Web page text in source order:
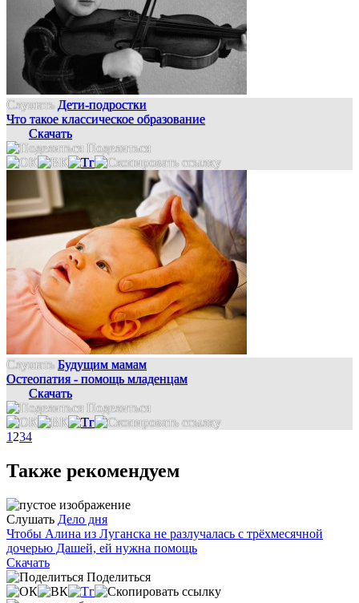
Слушать Дети-подростки
Что такое классическое образование
Скачать
Поделиться
Слушать Будущим мамам
Остеопатия - помощь младенцам
Скачать
Поделиться
1 234
Также рекомендуем
Слушать Дело дня
Чтобы Алина из Луганска не разлучалась с трёхмесячной
дочерью Дашей, ей нужна помощь
Скачать
Поделиться